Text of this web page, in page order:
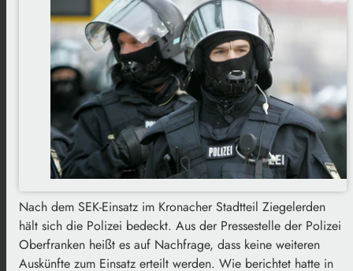
Nach dem SEK-Einsatz im Kronacher Stadtteil Ziegelerden
hält sich die Polizei bedeckt. Aus der Pressestelle der Polizei
Oberfranken heißt es auf Nachfrage, dass keine weiteren
Auskünfte zum Einsatz erteilt werden. Wie berichtet hatte in